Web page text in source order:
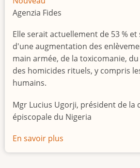
Agenzia Fides
Elle serait actuellement de 53 %
d'une augmentation des
main armée, de la toxicomanie,
des homicides rituels, y compris
humains.
Mgr Lucius Ugorji, président de la
épiscopale du Nigeria
En savoir plus
Le